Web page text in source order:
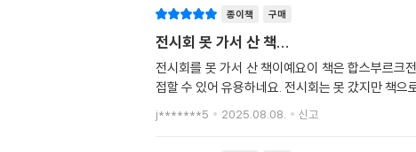
종이책 구매
전시회 못 가서 산 책...
전시회를 못 가서 산 책이예요이 책은 합스부르크
접할 수 있어 유용하네요. 전시회는 못 갔지만 책으
j*******5 2025.08.08. 신고